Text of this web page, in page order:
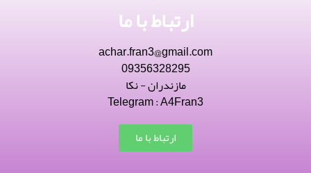
ارتباط با ما
achar.fran3@gmail.com
09356328295
مازندران - نکا
Telegram : A4Fran3
ارتباط با ما